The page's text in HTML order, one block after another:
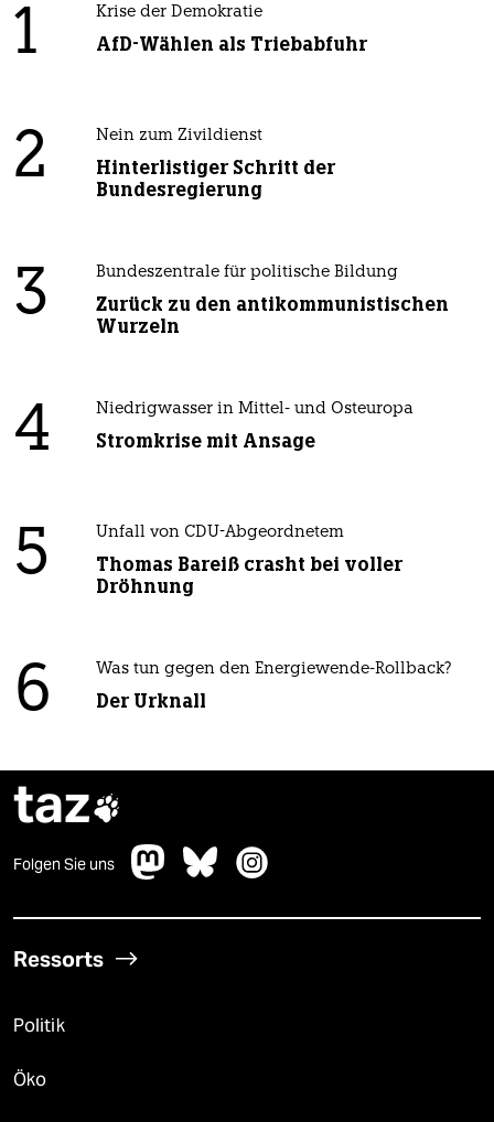
1 Krise der Demokratie
AfD-Wählen als Triebabfuhr
2 Nein zum Zivildienst
Hinterlistiger Schritt der
Bundesregierung
3 Bundeszentrale für politische Bildung
Zurück zu den antikommunistischen
Wurzeln
4 Niedrigwasser in Mittel- und Osteuropa
Stromkrise mit Ansage
5 Unfall von CDU-Abgeordnetem
Thomas Bareiß crasht bei voller
Dröhnung
6 Was tun gegen den Energiewende-Rollback?
Der Urknall
taz
Folgen Sie uns
Ressorts
Politik
Öko